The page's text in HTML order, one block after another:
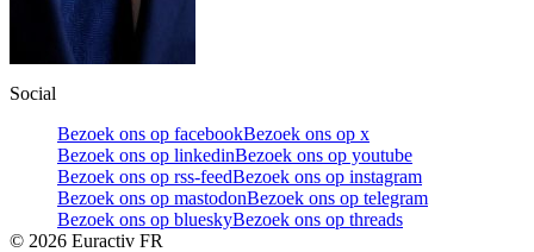
Social
Bezoek ons op facebookBezoek ons op x
Bezoek ons op linkedinBezoek ons op youtube
Bezoek ons op rss-feedBezoek ons op instagram
Bezoek ons op mastodonBezoek ons op telegram
Bezoek ons op blueskyBezoek ons op threads
© 2026 Euractiv FR